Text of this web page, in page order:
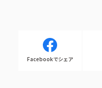
Facebookでシェア